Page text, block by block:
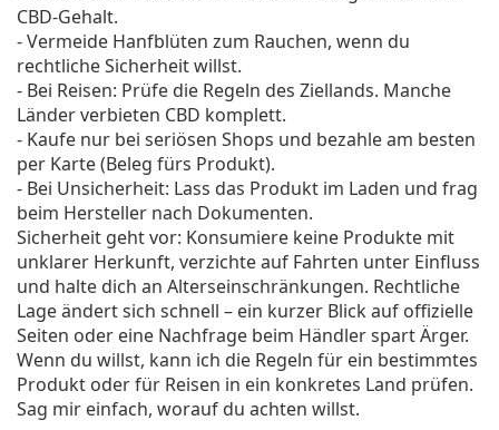
CBD-Gehalt.
- Vermeide Hanfblüten zum Rauchen, wenn du
rechtliche Sicherheit willst.
- Bei Reisen: Prüfe die Regeln des Ziellands. Manche
Länder verbieten CBD komplett.
- Kaufe nur bei seriösen Shops und bezahle am besten
per Karte (Beleg fürs Produkt).
- Bei Unsicherheit: Lass das Produkt im Laden und frag
beim Hersteller nach Dokumenten.
Sicherheit geht vor: Konsumiere keine Produkte mit
unklarer Herkunft, verzichte auf Fahrten unter Einfluss
und halte dich an Alterseinschränkungen. Rechtliche
Lage ändert sich schnell – ein kurzer Blick auf offizielle
Seiten oder eine Nachfrage beim Händler spart Ärger.
Wenn du willst, kann ich die Regeln für ein bestimmtes
Produkt oder für Reisen in ein konkretes Land prüfen.
Sag mir einfach, worauf du achten willst.